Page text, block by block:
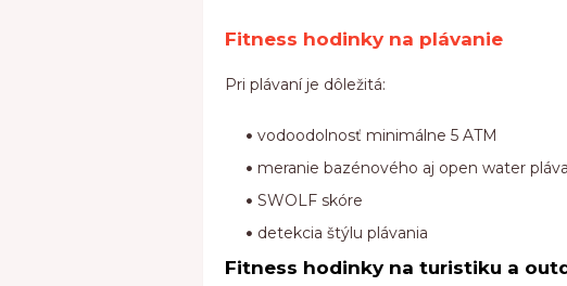
Fitness hodinky na plávanie
Pri plávaní je dôležitá:
vodoodolnosť minimálne 5 ATM
meranie bazénového aj open water
SWOLF skóre
detekcia štýlu plávania
Fitness hodinky na turistiku a